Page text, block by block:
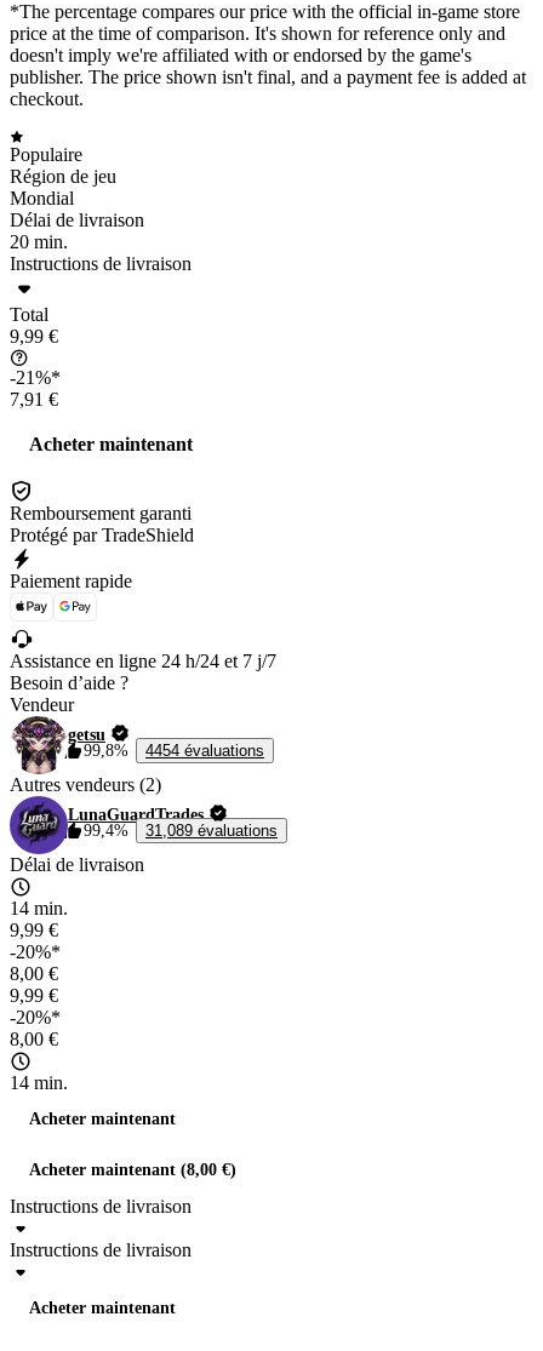
*The percentage compares our price with the official in-game store
price at the time of comparison. It's shown for reference only and
doesn't imply we're affiliated with or endorsed by the game's
publisher. The price shown isn't final, and a payment fee is added at
checkout.
Populaire
Région de jeu
Mondial
Délai de livraison
20 min.
Instructions de livraison
Total
9,99 €
-21%*
7,91 €
Acheter maintenant
Remboursement garanti
Protégé par TradeShield
Paiement rapide
Assistance en ligne 24 h/24 et 7 j/7
Besoin d’aide ?
Vendeur
getsu
99,8%
4454 évaluations
Autres vendeurs (2)
LunaGuardTrades
99,4%
31,089 évaluations
Délai de livraison
14 min.
9,99 €
-20%*
8,00 €
9,99 €
-20%*
8,00 €
14 min.
Acheter maintenant
Acheter maintenant (8,00 €)
Instructions de livraison
Instructions de livraison
Acheter maintenant